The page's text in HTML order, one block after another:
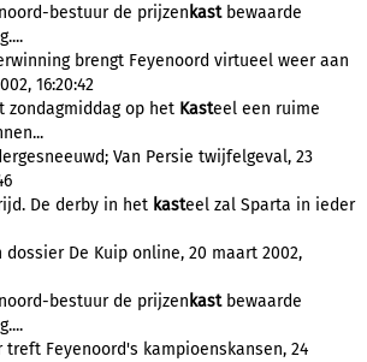
bestuur de prijzen kastbewaarde
brengt Feyenoord virtueel weer aan
16:20:42
zondagmiddag op het Kasteel een ruime
Van Persie twijfelgeval, 23
De derby in het kasteel zal Sparta in ieder
De Kuip online, 20 maart 2002,
bestuur de prijzen kastbewaarde
treft Feyenoord's kampioenskansen, 24